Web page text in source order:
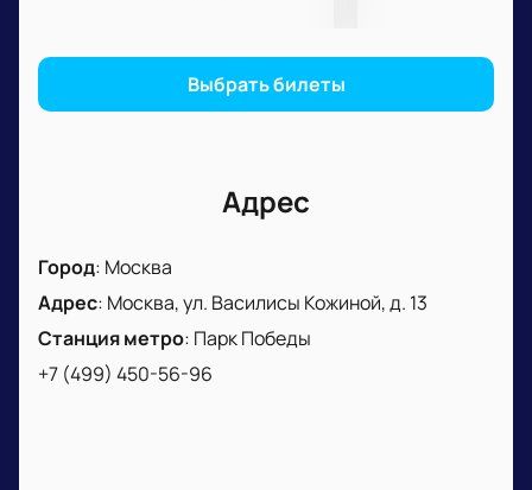
зала.
Выбрать билеты
Адрес
Город: Москва
Адрес: Москва, ул. Василисы Кожиной, д. 13
Станция метро: Парк Победы
+7 (499) 450-56-96